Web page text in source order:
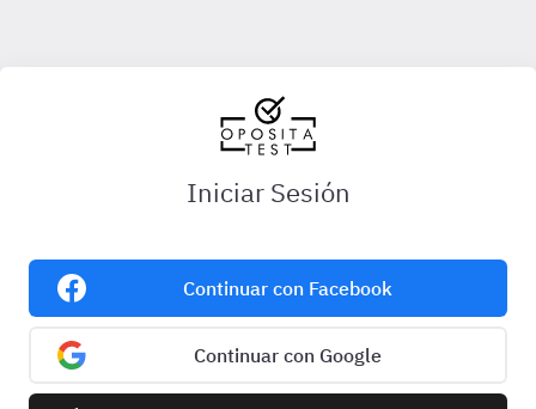
Iniciar Sesión
Continuar con Facebook
Continuar con Google